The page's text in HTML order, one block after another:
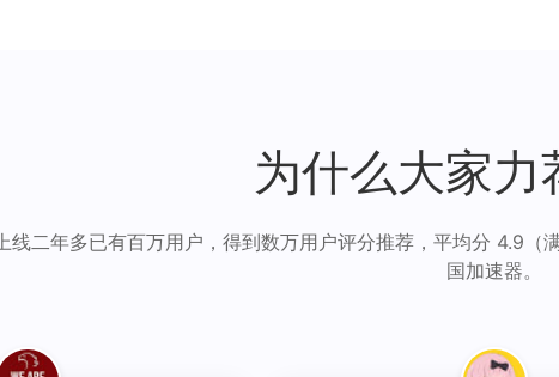
为什么大家
上线二年多已有百万用户，得到数万用户评分推荐，平均分 4.9
国加速器。